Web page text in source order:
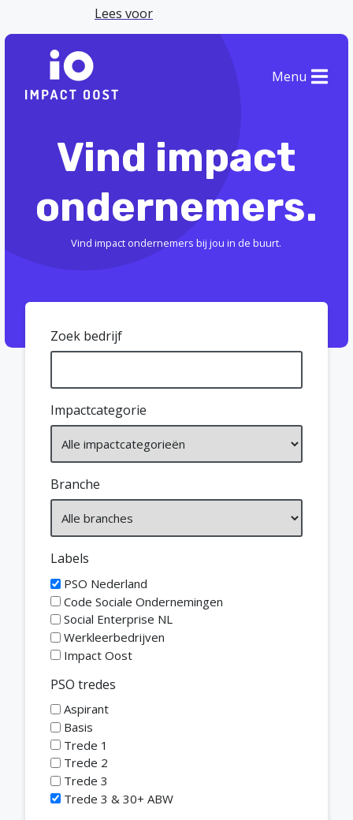
Lees voor
Menu
Vind impact
ondernemers.
Vind impact ondernemers bij jou in de buurt.
Zoek bedrijf
Impactcategorie
Branche
Labels
PSO Nederland
Code Sociale Ondernemingen
Social Enterprise NL
Werkleerbedrijven
Impact Oost
PSO tredes
Aspirant
Basis
Trede 1
Trede 2
Trede 3
Trede 3 & 30+ ABW